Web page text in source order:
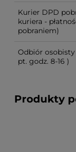
Kurier DPD
kuriera -
pobraniem)
Odbiór osobisty
pt. godz. 8-16 )
Produkty